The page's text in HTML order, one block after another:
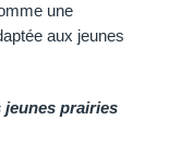
une
aux jeunes
jeunes prairies